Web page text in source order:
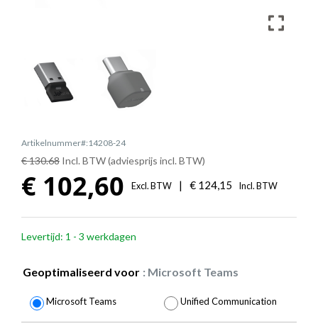
Artikelnummer#:14208-24
€ 130.68 Incl. BTW (adviesprijs incl. BTW)
€ 102,60 Excl. BTW | € 124,15 Incl. BTW
Levertijd: 1 - 3 werkdagen
Geoptimaliseerd voor : Microsoft Teams
Microsoft Teams Unified Communication